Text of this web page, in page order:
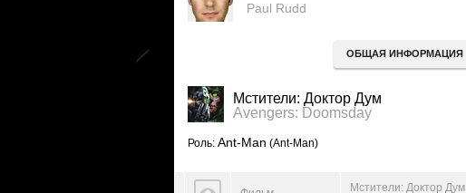
Paul Rudd
ОБЩАЯ ИНФОРМАЦИЯ
Мстители: Доктор Дум
Avengers: Doomsday
Роль: Ant-Man (Ant-Man)
Мстители: Доктор Дум